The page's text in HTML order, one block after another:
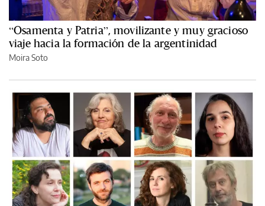
“Osamenta y Patria”, movilizante y muy gracioso
viaje hacia la formación de la argentinidad
Moira Soto